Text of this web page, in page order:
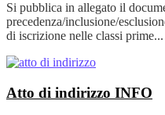
Si pubblica in allegato il
precedenza/inclusione/
di iscrizione nelle classi prime...
Atto di indirizzo INFO